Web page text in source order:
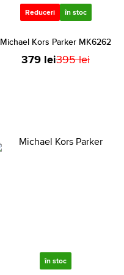
Reduceri în stoc
Michael Kors Parker MK6262
379 lei395 lei
în stoc